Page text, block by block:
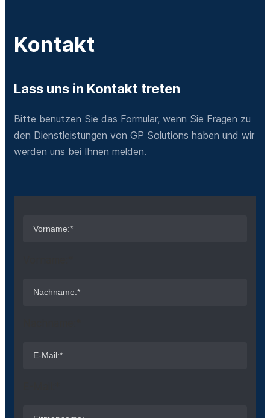
Kontakt
Lass uns in Kontakt treten
Bitte benutzen Sie das Formular, wenn Sie Fragen zu
den Dienstleistungen von GP Solutions haben und wir
werden uns bei Ihnen melden.